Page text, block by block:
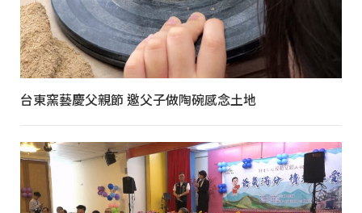
台東窯藝慶父親節 邀父子做陶碗感念土地